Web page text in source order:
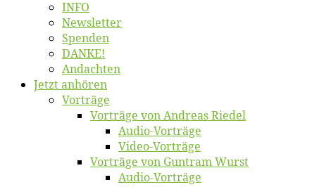
INFO
News­let­ter
Spen­den
DANKE!
An­dach­ten
Jetzt an­hö­ren
Vor­trä­ge
Vor­trä­ge von An­dre­as Riedel
Au­dio-Vor­trä­ge
Vi­deo-Vor­trä­ge
Vor­trä­ge von Gun­tram Wurst
Au­dio-Vor­trä­ge